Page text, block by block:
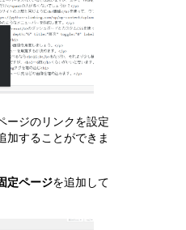
ージのリンクを設定
加することができま
定ページを追加して